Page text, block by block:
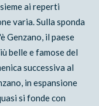
ai reperti
varia. Sulla sponda
Genzano, il paese
belle e famose del
successiva al
in espansione
si fonde con